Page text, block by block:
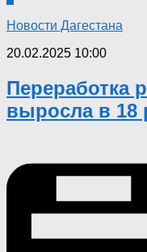
Новости Дагестана
20.02.2025 10:00
Переработка
выросла в 18